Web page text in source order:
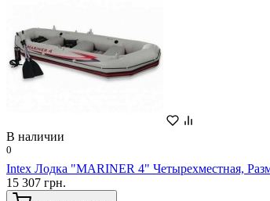
В наличии
0
Intex Лодка "MARINER 4" Четырехместная,
15 307 грн.